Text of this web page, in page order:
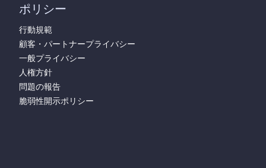
ポリシー
行動規範
顧客・パートナープライバシー
一般プライバシー
人権方針
問題の報告
脆弱性開示ポリシー